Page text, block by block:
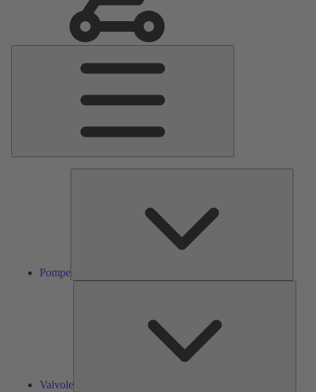
Pompe
Valvole